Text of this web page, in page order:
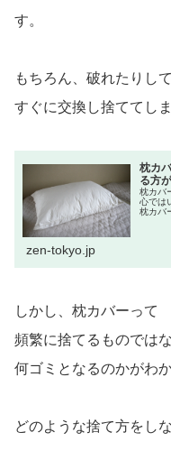
す。
もちろん、破れたりし
すぐに交換し捨ててし
枕カ
る方
枕カバ
心では
枕カバ
zen-tokyo.jp
しかし、枕カバーって
頻繁に捨てるものではな
何ゴミとなるのかがわ
どのような捨て方をし